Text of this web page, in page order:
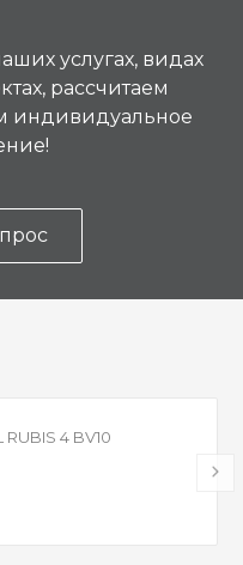
услугах, видах
рассчитаем
индивидуальное
RUBIS 4 BV10